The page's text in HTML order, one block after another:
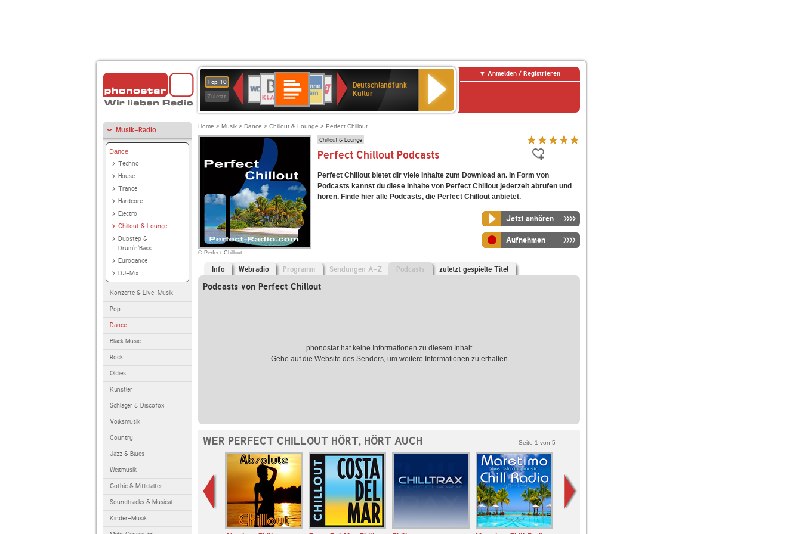
Top 10
Zuletzt
Deutschlandfunk
80er
90er
OLDIE
ANTENNE
SWR3
4
BR-
KLASSIK
Deutschlandfunk
Kultur
ANTENNE
BAYERN
SWR
Kultur
NDR
2
Deutschlandfunk
Kultur
Anmelden / Registrieren
Musik-Radio
Dance
Techno
House
Trance
Hardcore
Electro
Chillout & Lounge
Dubstep &
Drum'n'Bass
Eurodance
DJ-Mix
Konzerte & Live-Musik
Pop
Dance
Black Music
Rock
Oldies
Künstler
Schlager & Discofox
Volksmusik
Country
Jazz & Blues
Weltmusik
Gothic & Mittelalter
Soundtracks & Musical
Kinder-Musik
Home > Musik > Dance > Chillout & Lounge > Perfect Chillout
© Perfect Chillout
Chillout & Lounge
Perfect Chillout Podcasts
Perfect Chillout bietet dir viele Inhalte zum Download an. In Form von
Podcasts kannst du diese Inhalte von Perfect Chillout jederzeit abrufen und
hören. Finde hier alle Podcasts, die Perfect Chillout anbietet.
Jetzt anhören
Aufnehmen
Info Webradio Programm Sendungen A-Z Podcasts zuletzt gespielte Titel
Podcasts von Perfect Chillout
phonostar hat keine Informationen zu diesem Inhalt.
Gehe auf die Website des Senders, um weitere Informationen zu erhalten.
WER PERFECT CHILLOUT HÖRT, HÖRT AUCH Seite 1 von 5